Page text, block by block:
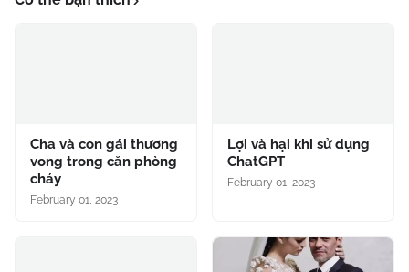
Cha và con gái thương
vong trong căn phòng
cháy
February 01, 2023
Lợi và hại khi sử dụng
ChatGPT
February 01, 2023